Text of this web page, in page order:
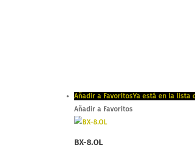
Añadir a FavoritosYa está en la lista
Añadir a Favoritos
BX-8.OL